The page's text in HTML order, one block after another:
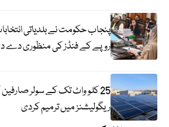
روپے کے فنڈز کی منظوری دے
25 کلو واٹ تک کے سولر
ریگولیشنز میں ترمیم کردی